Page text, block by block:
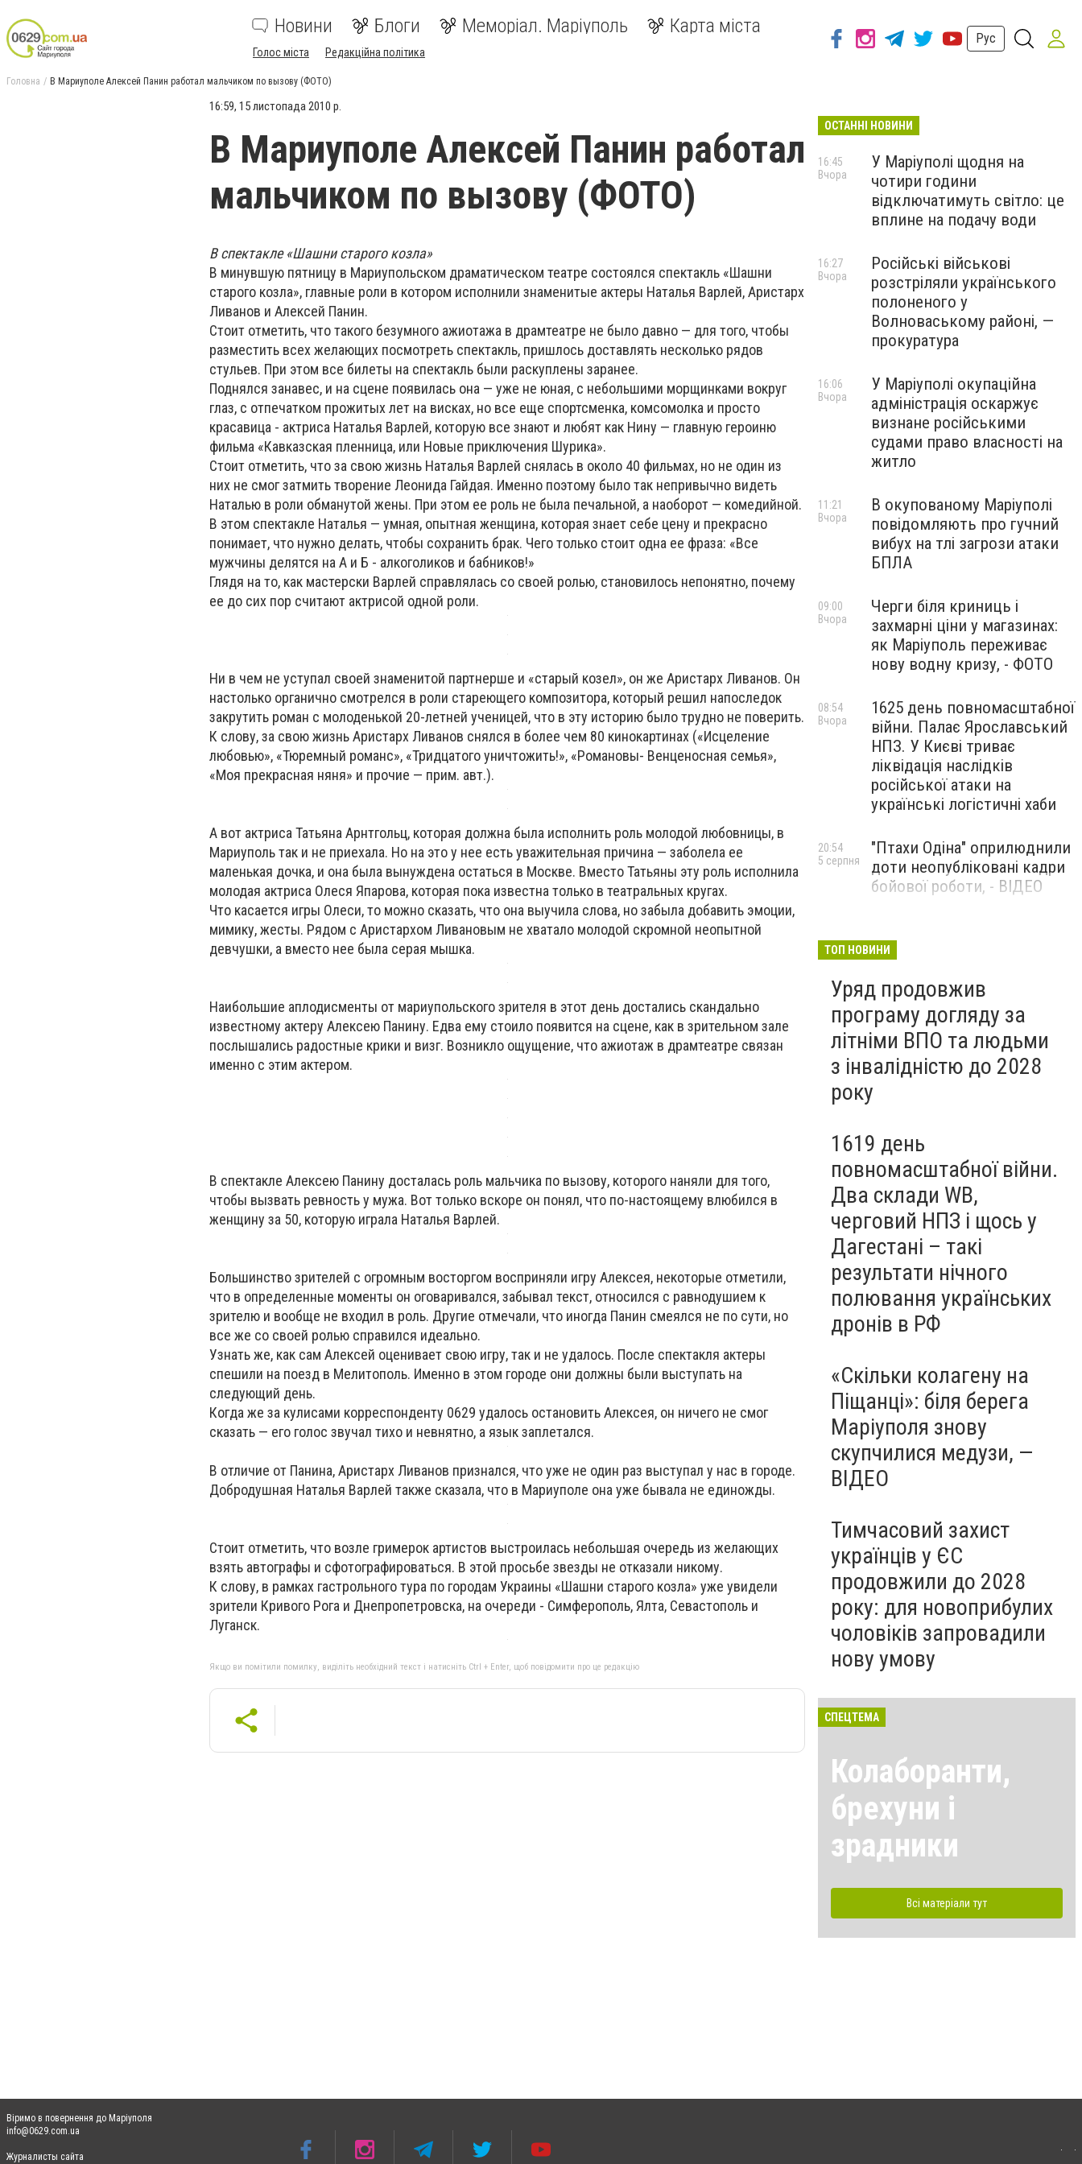
Новини Блоги Меморіал. Маріуполь Карта міста
Голос міста Редакційна політика
Рус
Головна В Мариуполе Алексей Панин работал мальчиком по вызову (ФОТО)
16:59, 15 листопада 2010 р.
В Мариуполе Алексей Панин работал
мальчиком по вызову (ФОТО)
В спектакле «Шашни старого козла»
В минувшую пятницу в Мариупольском драматическом театре состоялся спектакль «Шашни
старого козла», главные роли в котором исполнили знаменитые актеры Наталья Варлей, Аристарх
Ливанов и Алексей Панин.
Стоит отметить, что такого безумного ажиотажа в драмтеатре не было давно — для того, чтобы
разместить всех желающих посмотреть спектакль, пришлось доставлять несколько рядов
стульев. При этом все билеты на спектакль были раскуплены заранее.
Поднялся занавес, и на сцене появилась она — уже не юная, с небольшими морщинками вокруг
глаз, с отпечатком прожитых лет на висках, но все еще спортсменка, комсомолка и просто
красавица - актриса Наталья Варлей, которую все знают и любят как Нину — главную героиню
фильма «Кавказская пленница, или Новые приключения Шурика».
Стоит отметить, что за свою жизнь Наталья Варлей снялась в около 40 фильмах, но не один из
них не смог затмить творение Леонида Гайдая. Именно поэтому было так непривычно видеть
Наталью в роли обманутой жены. При этом ее роль не была печальной, а наоборот — комедийной.
В этом спектакле Наталья — умная, опытная женщина, которая знает себе цену и прекрасно
понимает, что нужно делать, чтобы сохранить брак. Чего только стоит одна ее фраза: «Все
мужчины делятся на А и Б - алкоголиков и бабников!»
Глядя на то, как мастерски Варлей справлялась со своей ролью, становилось непонятно, почему
ее до сих пор считают актрисой одной роли.
Ни в чем не уступал своей знаменитой партнерше и «старый козел», он же Аристарх Ливанов. Он
настолько органично смотрелся в роли стареющего композитора, который решил напоследок
закрутить роман с молоденькой 20-летней ученицей, что в эту историю было трудно не поверить.
К слову, за свою жизнь Аристарх Ливанов снялся в более чем 80 кинокартинах («Исцеление
любовью», «Тюремный романс», «Тридцатого уничтожить!», «Романовы- Венценосная семья»,
«Моя прекрасная няня» и прочие — прим. авт.).
А вот актриса Татьяна Арнтгольц, которая должна была исполнить роль молодой любовницы, в
Мариуполь так и не приехала. Но на это у нее есть уважительная причина — заболела ее
маленькая дочка, и она была вынуждена остаться в Москве. Вместо Татьяны эту роль исполнила
молодая актриса Олеся Япарова, которая пока известна только в театральных кругах.
Что касается игры Олеси, то можно сказать, что она выучила слова, но забыла добавить эмоции,
мимику, жесты. Рядом с Аристархом Ливановым не хватало молодой скромной неопытной
девчушки, а вместо нее была серая мышка.
Наибольшие аплодисменты от мариупольского зрителя в этот день достались скандально
известному актеру Алексею Панину. Едва ему стоило появится на сцене, как в зрительном зале
послышались радостные крики и визг. Возникло ощущение, что ажиотаж в драмтеатре связан
именно с этим актером.
В спектакле Алексею Панину досталась роль мальчика по вызову, которого наняли для того,
чтобы вызвать ревность у мужа. Вот только вскоре он понял, что по-настоящему влюбился в
женщину за 50, которую играла Наталья Варлей.
Большинство зрителей с огромным восторгом восприняли игру Алексея, некоторые отметили,
что в определенные моменты он оговаривался, забывал текст, относился с равнодушием к
зрителю и вообще не входил в роль. Другие отмечали, что иногда Панин смеялся не по сути, но
все же со своей ролью справился идеально.
Узнать же, как сам Алексей оценивает свою игру, так и не удалось. После спектакля актеры
спешили на поезд в Мелитополь. Именно в этом городе они должны были выступать на
следующий день.
Когда же за кулисами корреспонденту 0629 удалось остановить Алексея, он ничего не смог
сказать — его голос звучал тихо и невнятно, а язык заплетался.
В отличие от Панина, Аристарх Ливанов признался, что уже не один раз выступал у нас в городе.
Добродушная Наталья Варлей также сказала, что в Мариуполе она уже бывала не единожды.
Стоит отметить, что возле гримерок артистов выстроилась небольшая очередь из желающих
взять автографы и сфотографироваться. В этой просьбе звезды не отказали никому.
К слову, в рамках гастрольного тура по городам Украины «Шашни старого козла» уже увидели
зрители Кривого Рога и Днепропетровска, на очереди - Симферополь, Ялта, Севастополь и
Луганск.
Якщо ви помітили помилку, виділіть необхідний текст і натисніть Ctrl + Enter, щоб повідомити про це редакцію
ОСТАННІ НОВИНИ
У Маріуполі щодня на
чотири години
відключатимуть світло: це
вплине на подачу води
16:45
Вчора
Російські військові
розстріляли українського
полоненого у
Волноваському районі, —
прокуратура
16:27
Вчора
У Маріуполі окупаційна
адміністрація оскаржує
визнане російськими
судами право власності на
житло
16:06
Вчора
В окупованому Маріуполі
повідомляють про гучний
вибух на тлі загрози атаки
БПЛА
11:21
Вчора
Черги біля криниць і
захмарні ціни у магазинах:
як Маріуполь переживає
нову водну кризу, - ФОТО
09:00
Вчора
1625 день повномасштабної
війни. Палає Ярославський
НПЗ. У Києві триває
ліквідація наслідків
російської атаки на
українські логістичні хаби
08:54
Вчора
"Птахи Одіна" оприлюднили
доти неопубліковані кадри
бойової роботи, - ВІДЕО
20:54
5 серпня
Бєдняков зіграє тата
новому українському
фільмі, - ФОТО
5 серпня
ТОП НОВИНИ
Уряд продовжив
програму догляду за
літніми ВПО та людьми
з інвалідністю до 2028
року
1619 день
повномасштабної війни.
Два склади WB,
черговий НПЗ і щось у
Дагестані – такі
результати нічного
полювання українських
дронів в РФ
«Скільки колагену на
Піщанці»: біля берега
Маріуполя знову
скупчилися медузи, —
ВІДЕО
Тимчасовий захист
українців у ЄС
продовжили до 2028
року: для новоприбулих
чоловіків запровадили
нову умову
СПЕЦТЕМА
Колаборанти,
брехуни і
зрадники
Всі матеріали тут
Віримо в повернення до Маріуполя
info@0629.com.ua
Журналисты сайта